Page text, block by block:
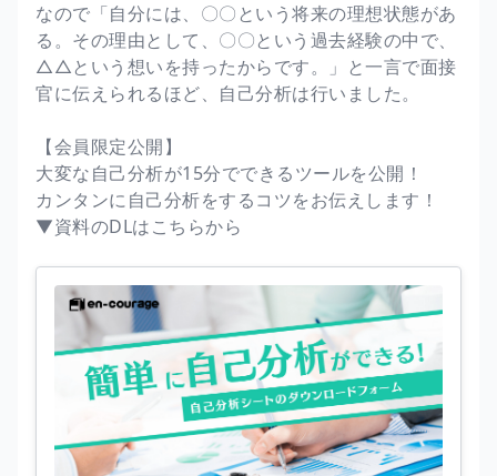
なので「自分には、〇〇という将来の理想状態があ
る。その理由として、〇〇という過去経験の中で、
△△という想いを持ったからです。」と一言で面接
官に伝えられるほど、自己分析は行いました。
【会員限定公開】
大変な自己分析が15分でできるツールを公開！
カンタンに自己分析をするコツをお伝えします！
▼資料のDLはこちらから